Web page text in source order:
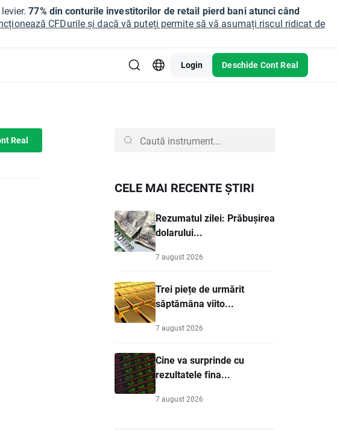
levier.77% din conturile investitorilor de retail pierd bani atunci când
CFDurile și dacă vă puteți permite să vă asumați riscul ridicat de
Login Deschide Cont Real
Real
CELE MAI RECENTE ȘTIRI
Rezumatul zilei: Prăbușirea
dolarului...
7 august 2026
Trei piețe de urmărit
săptămâna viito...
7 august 2026
Cine va surprinde cu
rezultatele fina...
7 august 2026